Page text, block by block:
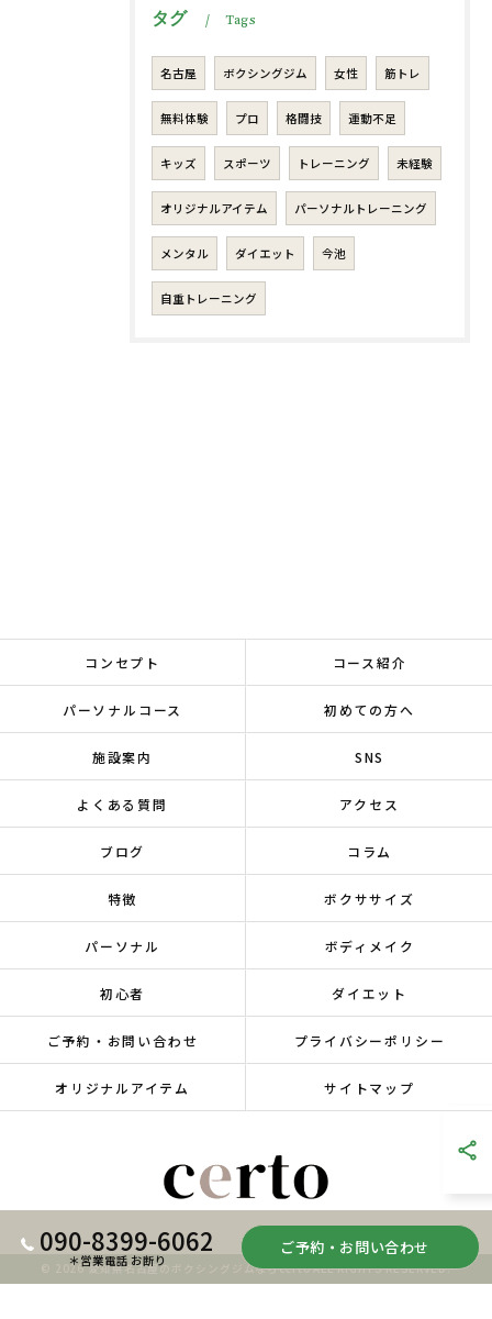
タグ Tags
名古屋 ボクシングジム 女性 筋トレ
無料体験 プロ 格闘技 運動不足
キッズ スポーツ トレーニング 未経験
オリジナルアイテム パーソナルトレーニング
メンタル ダイエット 今池
自重トレーニング
090-8399-6062
＊営業電話 お断り
ご予約・お問い合わせ
コンセプト コース紹介
パーソナルコース 初めての方へ
施設案内 SNS
よくある質問 アクセス
ブログ コラム
特徴 ボクササイズ
パーソナル ボディメイク
初心者 ダイエット
ご予約・お問い合わせ プライバシーポリシー
オリジナルアイテム サイトマップ
© 2026 愛知県名古屋のボクシングジムならcerto ALL RIGHTS RESERVED.